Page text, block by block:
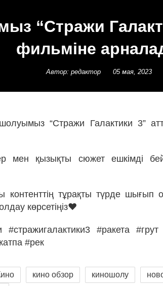
“Стражи
фильміне
Автор: редактор 05 мая, 2023
“Стражи Галактики 3”
мен қызықты сюжет ешкімді
контенттің тұрақты түрде шығып
көрсетіңіз❤
#стражигалактики3 #ракета
#рек
кино обзор киношолу